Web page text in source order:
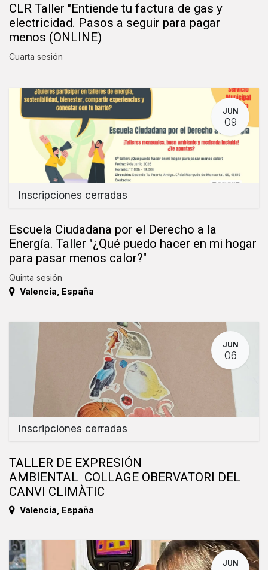
CLR Taller "Entiende tu factura de gas y
electricidad. Pasos a seguir para pagar
menos (ONLINE)
Cuarta sesión
JUN
09
Inscripciones cerradas
Escuela Ciudadana por el Derecho a la
Energía. Taller "¿Qué puedo hacer en mi hogar
para pasar menos calor?"
Quinta sesión
Valencia España
JUN
06
Inscripciones cerradas
TALLER DE EXPRESIÓN
AMBIENTAL COLLAGE OBERVATORI DEL
CANVI CLIMÀTIC
Valencia España
JUN